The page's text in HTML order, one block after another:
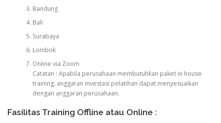
Bandung
Bali
Surabaya
Lombok
Online via Zoom
Catatan : Apabila perusahaan membutuhkan paket in house
training, anggaran investasi pelatihan dapat menyesuaikan
dengan anggaran perusahaan.
Fasilitas Training Offline atau Online :